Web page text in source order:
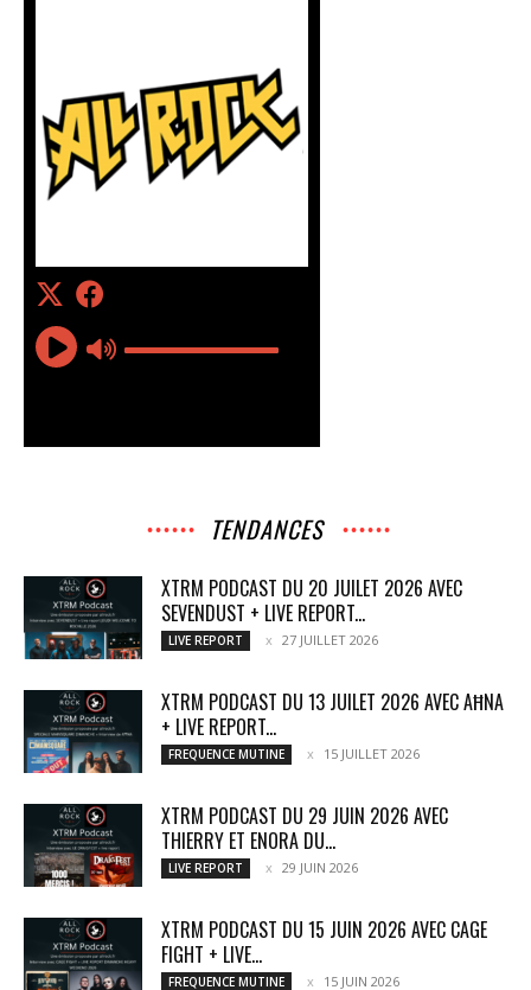
TENDANCES
XTRM PODCAST DU 20 JUILET 2026 AVEC
SEVENDUST + LIVE REPORT...
LIVE REPORT 27 JUILLET 2026
XTRM PODCAST DU 13 JUILET 2026 AVEC AĦNA
+ LIVE REPORT...
FREQUENCE MUTINE 15 JUILLET 2026
XTRM PODCAST DU 29 JUIN 2026 AVEC
THIERRY ET ENORA DU...
LIVE REPORT 29 JUIN 2026
XTRM PODCAST DU 15 JUIN 2026 AVEC CAGE
FIGHT + LIVE...
FREQUENCE MUTINE 15 JUIN 2026